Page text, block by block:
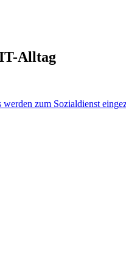
Alltag
zum Sozialdienst